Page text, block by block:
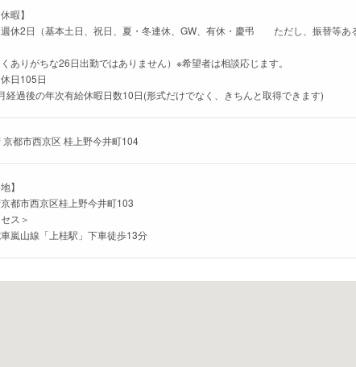
暇】
週休2日（基本土日、祝日、夏・冬連休、GW、有休・慶弔 ただし、振替等あ
ありがちな26日出勤ではありません）※希望者は相談応じます。
休日105日
経過後の年次有給休暇日数10日(形式だけでなく、きちんと取得できます)
京都市西京区 桂上野今井町104
】
都市西京区桂上野今井町103
ス＞
嵐山線「上桂駅」下車徒歩13分